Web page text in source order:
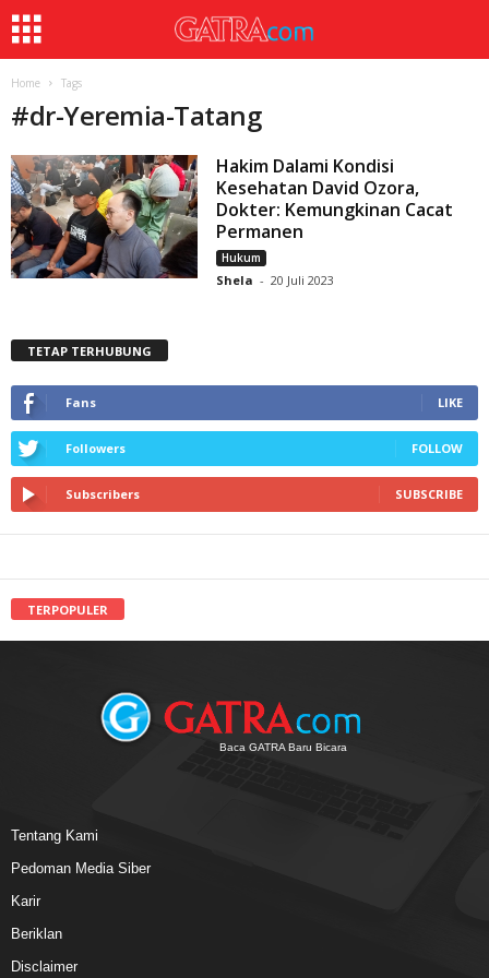
Home Tags
#dr-Yeremia-Tatang
Hakim Dalami Kondisi
Kesehatan David Ozora,
Dokter: Kemungkinan Cacat
Permanen
Hukum
Shela - 20 Juli 2023
TETAP TERHUBUNG
Fans LIKE
Followers FOLLOW
Subscribers SUBSCRIBE
TERPOPULER
Baca GATRA Baru Bicara
Tentang Kami
Pedoman Media Siber
Karir
Beriklan
Disclaimer